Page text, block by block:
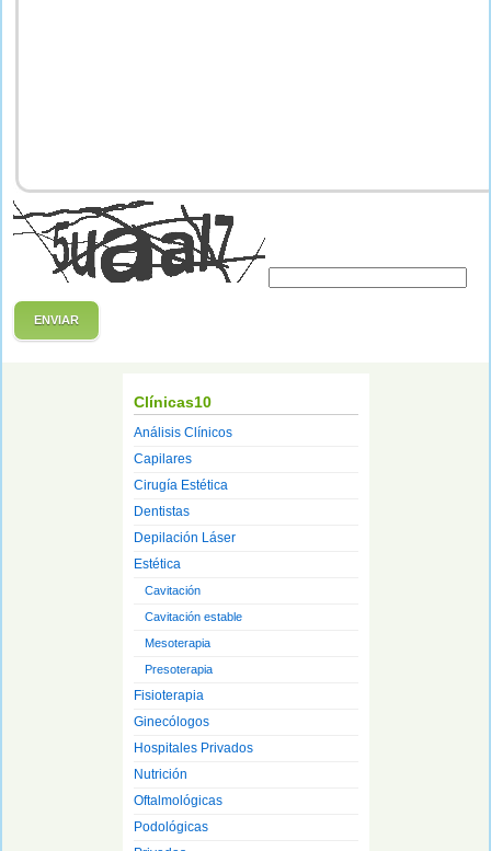
ENVIAR
Clínicas10
Análisis Clínicos
Capilares
Cirugía Estética
Dentistas
Depilación Láser
Estética
Cavitación
Cavitación estable
Mesoterapia
Presoterapia
Fisioterapia
Ginecólogos
Hospitales Privados
Nutrición
Oftalmológicas
Podológicas